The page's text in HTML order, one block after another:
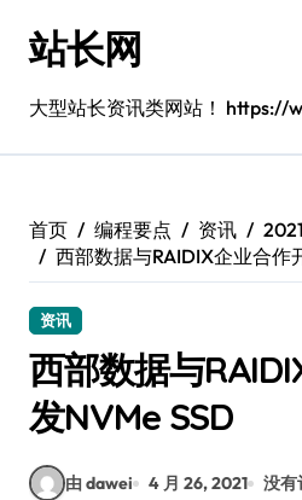
站长网
大型站长资讯类网站！ https://
首页 编程要点 资讯
2021
西部数据与RAIDIX企业合作
资讯
西部数据与
发NVMe SSD
由 dawei 4 月 26, 2021
没有